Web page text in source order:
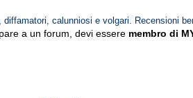
calunniosi e volgari. Recensioni
a un forum, devi essere membro di